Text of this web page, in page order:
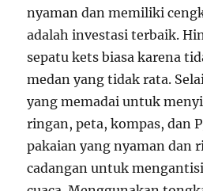
nyaman dan memiliki
adalah investasi terbaik.
sepatu kets biasa karena
medan yang tidak rata.
yang memadai untuk
ringan, peta, kompas, dan
pakaian yang nyaman dan
cadangan untuk